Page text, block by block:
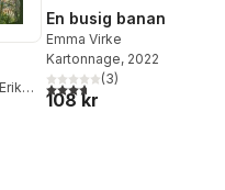
Erik
En busig banan
Emma Virke
Kartonnage, 2022
3,7utav 5 stjärnor. Totalt
(3)
108 kr